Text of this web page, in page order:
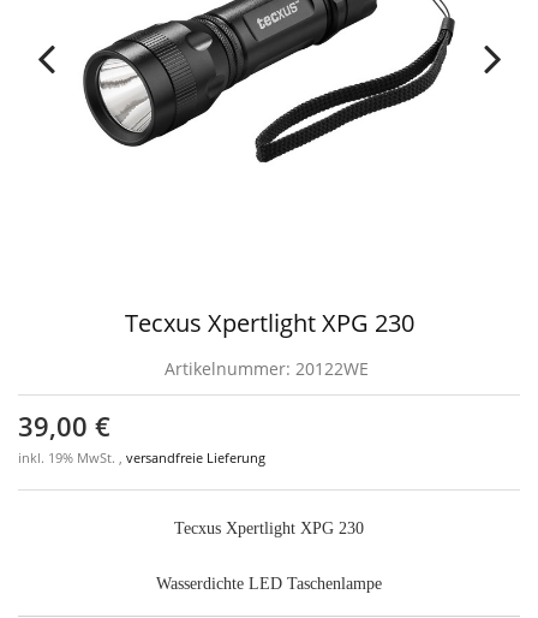
Tecxus Xpertlight XPG 230
Artikelnummer: 20122WE
39,00 €
inkl. 19% MwSt. , versandfreie Lieferung
Tecxus Xpertlight XPG 230
Wasserdichte LED Taschenlampe